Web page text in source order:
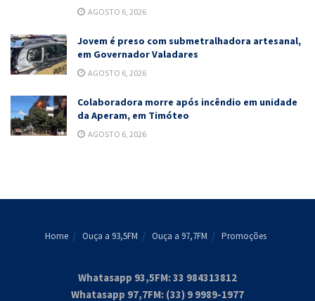
AGOSTO 6, 2026
Jovem é preso com submetralhadora artesanal,
em Governador Valadares
AGOSTO 6, 2026
Colaboradora morre após incêndio em unidade
da Aperam, em Timóteo
AGOSTO 6, 2026
Home Ouça a 93,5FM Ouça a 97,7FM Promoções
Whatasapp 93,5FM: 33 984313812
Whatasapp 97,7FM: (33) 9 9989-1977